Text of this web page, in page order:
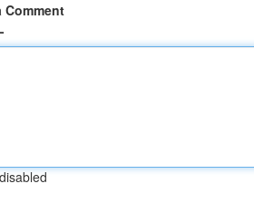
Comment